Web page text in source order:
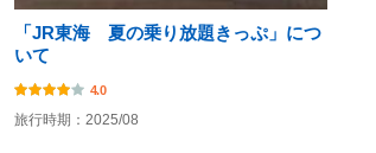
「JR東海 夏の乗り放題きっぷ」につ
いて
4.0
旅行時期：2025/08